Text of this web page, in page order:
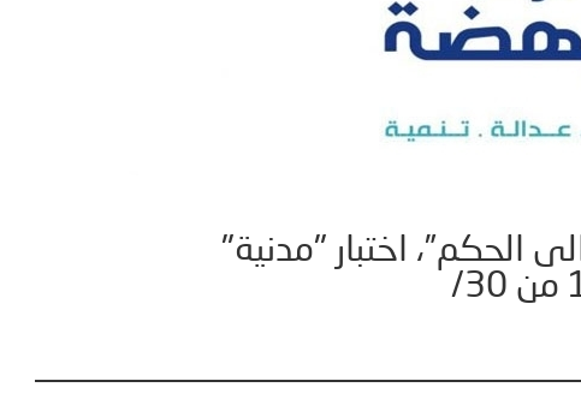
الحكم”، اختبار "مدنية"